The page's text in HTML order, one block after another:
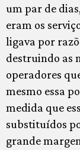
um par de
eram os
ligava por
destruindo as
operadores
mesmo essa
medida que
substituídos
grande